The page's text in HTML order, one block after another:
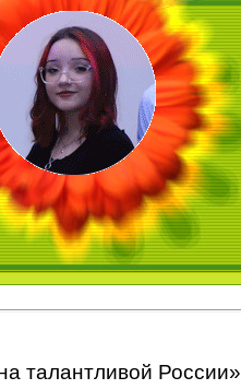
талантливой России»